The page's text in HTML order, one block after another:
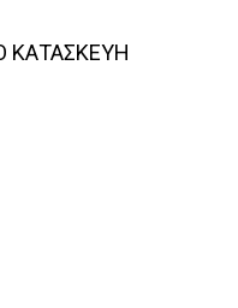
ΚΑΤΑΣΚΕΥΗ